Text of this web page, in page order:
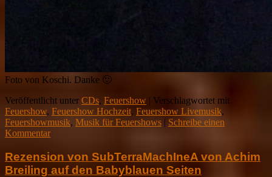
Foto von Koschi. Danke 🙂
Veröffentlicht unter CDs, Feuershow | Verschlagwortet mit
Feuershow, Feuershow Hochzeit, Feuershow Livemusik,
Feuershowmusik, Musik für Feuershows | Schreibe einen
Kommentar
Rezension von SubTerraMachIneA von Achim
Breiling auf den Babyblauen Seiten